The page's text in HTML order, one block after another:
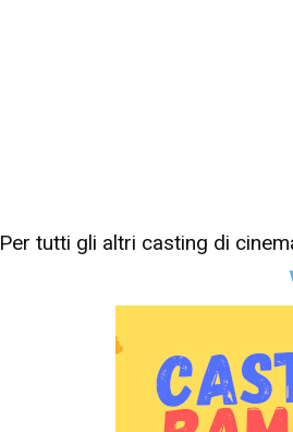
Per tutti gli altri casting di